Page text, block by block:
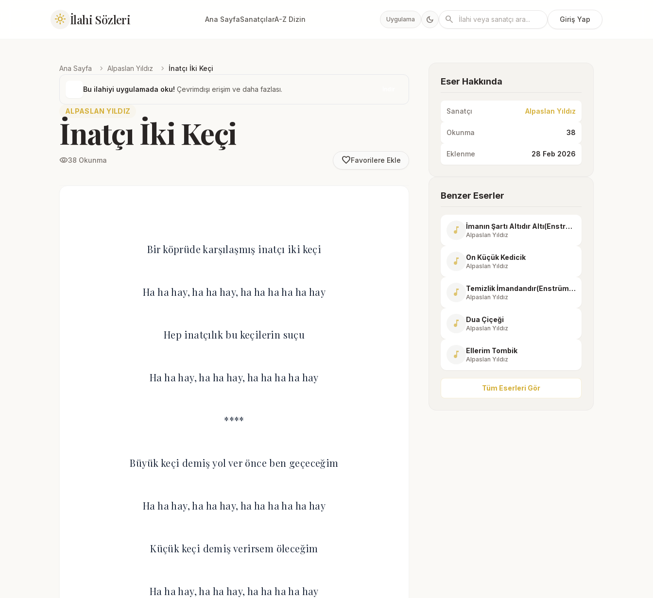
light_mode İlahi Sözleri Ana SayfaSanatçılarA-Z Dizin Uygulama dark_mode search Giriş Yap
Ana Sayfa chevron_right Alpaslan Yıldız chevron_right İnatçı İki Keçi
Bu ilahiyi uygulamada oku! Çevrimdışı erişim ve daha fazlası.
ALPASLAN YILDIZ
İnatçı İki Keçi
visibility38 Okunma favorite_borderFavorilere Ekle
Bir köprüde karşılaşmış inatçı iki keçi
Ha ha hay, ha ha hay, ha ha ha ha ha hay
Hep inatçılık bu keçilerin suçu
Ha ha hay, ha ha hay, ha ha ha ha hay
****
Büyük keçi demiş yol ver önce ben geçeceğim
Ha ha hay, ha ha hay, ha ha ha ha ha hay
Küçük keçi demiş verirsem öleceğim
Ha ha hay, ha ha hay, ha ha ha ha hay
Eser Hakkında
Sanatçı Alpaslan Yıldız
Okunma 38
Eklenme 28 Feb 2026
Benzer Eserler
music_note İmanın Şartı Altıdır Altı(Enstrümantal)
Alpaslan Yıldız
music_note On Küçük Kedicik
Alpaslan Yıldız
music_note Temizlik İmandandır(Enstrümantal)
Alpaslan Yıldız
music_note Dua Çiçeği
Alpaslan Yıldız
music_note Ellerim Tombik
Alpaslan Yıldız
Tüm Eserleri Gör